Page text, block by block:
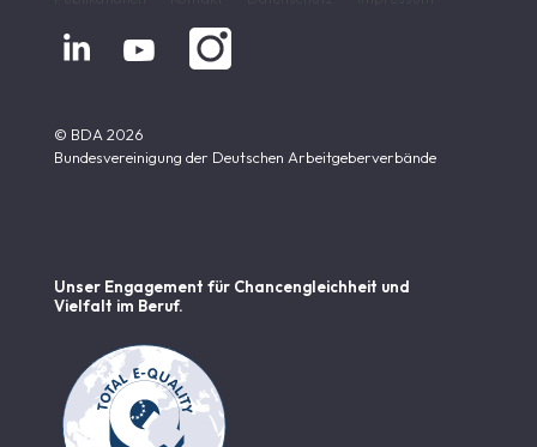
 
© BDA 2026
Bundesvereinigung der Deutschen Arbeitgeberverbände
Unser Engagement für Chancen­gleichheit und
Vielfalt im Beruf.